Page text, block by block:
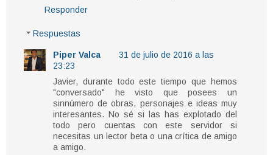
Responder
Respuestas
Piper Valca
31 de julio de 2016 a las
23:23
Javier, durante todo este tiempo que hemos
"conversado" he visto que posees un
sinnúmero de obras, personajes e ideas muy
interesantes. No sé si las has explotado del
todo pero cuentas con este servidor si
necesitas un lector beta o una crítica de amigo
a amigo.